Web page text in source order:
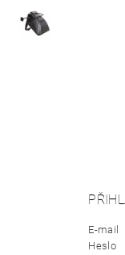
E-mail
Heslo